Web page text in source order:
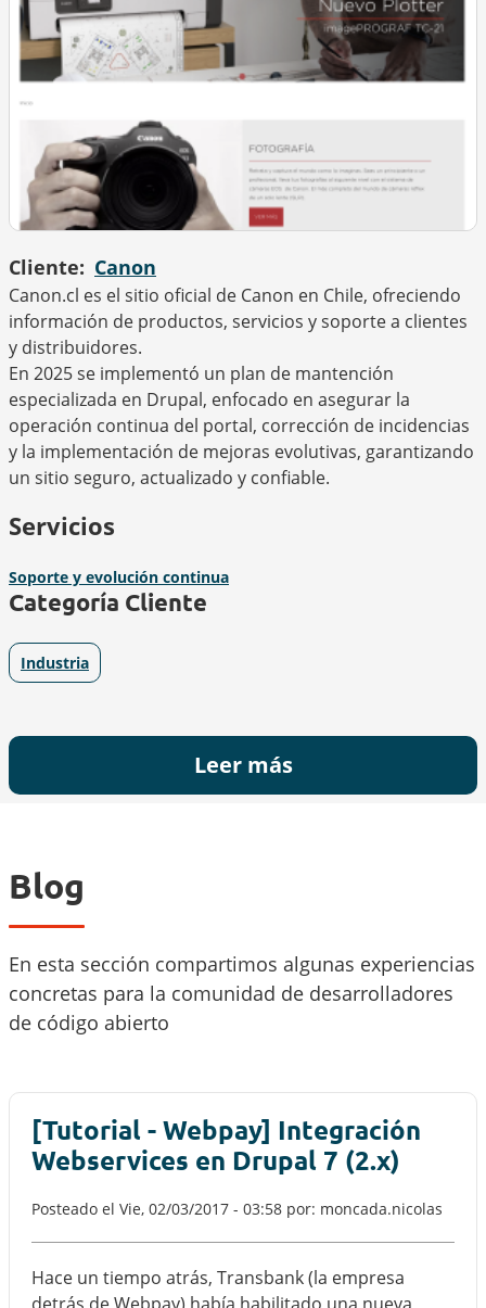
Cliente Canon
Canon.cl es el sitio oficial de Canon en Chile, ofreciendo
información de productos, servicios y soporte a clientes
y distribuidores.
En 2025 se implementó un plan de mantención
especializada en Drupal, enfocado en asegurar la
operación continua del portal, corrección de incidencias
y la implementación de mejoras evolutivas, garantizando
un sitio seguro, actualizado y confiable.
Servicios
Soporte y evolución continua
Categoría Cliente
Industria
Leer más
Blog
En esta sección compartimos algunas experiencias
concretas para la comunidad de desarrolladores
de código abierto
[Tutorial - Webpay] Integración
Webservices en Drupal 7 (2.x)
Posteado el Vie, 02/03/2017 - 03:58 por: moncada.nicolas
Hace un tiempo atrás, Transbank (la empresa